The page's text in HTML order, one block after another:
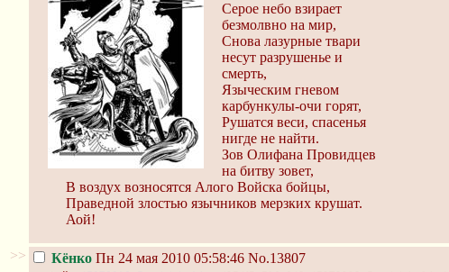
Серое небо взирает
безмолвно на мир,
Снова лазурные твари
несут разрушенье и
смерть,
Языческим гневом
карбункулы-очи горят,
Рушатся веси, спасенья
нигде не найти.
Зов Олифана Провидцев
на битву зовет,
В воздух возносятся Алого Войска бойцы,
Праведной злостью язычников мерзких крушат.
Аой!
>> Кёнко Пн 24 мая 2010 05:58:46 No.13807